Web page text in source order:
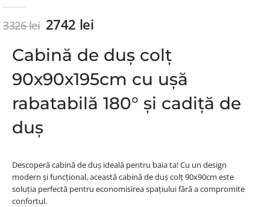
3326lei 2742 lei
Cabină de duș colț
90x90x195cm cu ușă
rabatabilă 180° și cadiță de
duș
Descoperă cabină de duș ideală pentru baia ta! Cu un design
modern și funcțional, această cabină de duș colț 90x90cm este
soluția perfectă pentru economisirea spațiului fără a compromite
confortul.